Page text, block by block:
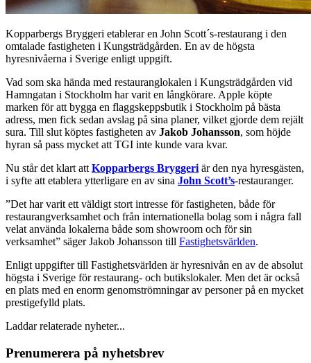
Kopparbergs Bryggeri etablerar en John Scott´s-restaurang i den
omtalade fastigheten i Kungsträdgården. En av de högsta
hyresnivåerna i Sverige enligt uppgift.
Vad som ska hända med restauranglokalen i Kungsträdgården vid
Hamngatan i Stockholm har varit en långkörare. Apple köpte
marken för att bygga en flaggskeppsbutik i Stockholm på bästa
adress, men fick sedan avslag på sina planer, vilket gjorde dem rejält
sura. Till slut köptes fastigheten av Jakob Johansson, som höjde
hyran så pass mycket att TGI inte kunde vara kvar.
Nu står det klart att Kopparbergs Bryggeri är den nya hyresgästen,
i syfte att etablera ytterligare en av sina John Scott’s-restauranger.
”Det har varit ett väldigt stort intresse för fastigheten, både för
restaurangverksamhet och från internationella bolag som i några fall
velat använda lokalerna både som showroom och för sin
verksamhet” säger Jakob Johansson till Fastighetsvärlden.
Enligt uppgifter till Fastighetsvärlden är hyresnivån en av de absolut
högsta i Sverige för restaurang- och butikslokaler. Men det är också
en plats med en enorm genomströmningar av personer på en mycket
prestigefylld plats.
Laddar relaterade nyheter...
Prenumerera på nyhetsbrev